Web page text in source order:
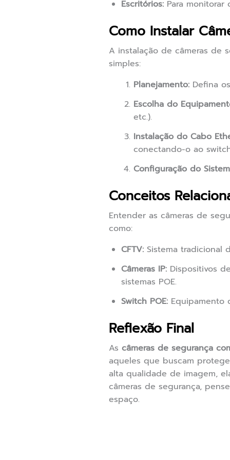
Escritórios: Para
Como Instalar
A instalação de câmeras de
simples:
Planejamento: Defina
Escolha do
etc.).
Instalação do Cabo
conectando-o ao
Configuração do
Conceitos
Entender as câmeras de
como:
CFTV: Sistema tradicional
Câmeras IP: Dispositivos
sistemas POE.
Switch POE: Equipamento
Reflexão Final
As câmeras de segurança
aqueles que buscam
alta qualidade de imagem,
câmeras de segurança,
espaço.